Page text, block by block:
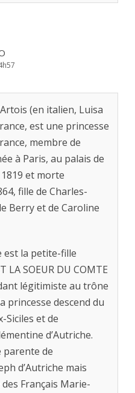
(en italien, Luisa
est une princesse
membre de
à Paris, au palais de
1819 et morte
fille de Charles-
Berry et de Caroline
est la petite-fille
LA SOEUR DU COMTE
légitimiste au trône
princesse descend du
Siciles et de
d’Autriche.
parente de
d’Autriche mais
Français Marie-